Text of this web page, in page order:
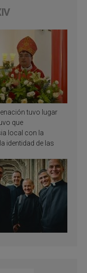
tuvo lugar
que
local con la
identidad de las